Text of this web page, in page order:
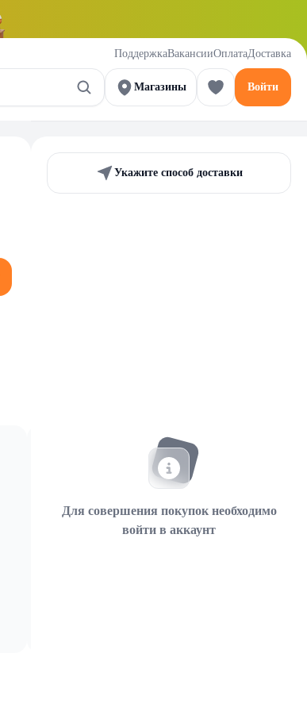
ПоддержкаВакансииОплатаДоставка
Магазины Войти
Укажите способ доставки
Для совершения покупок необходимо
войти в аккаунт